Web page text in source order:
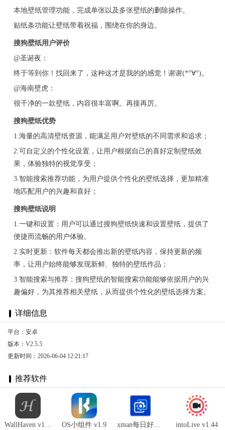
本地壁纸管理功能，完成单张以及多张壁纸的删除操作。
贴纸条功能让壁纸带着祝福，围绕在你的身边。
搜狗壁纸用户评价
@圣诞夜：
终于等到你！找回来了，这种这才是我的的感觉！谢谢(*°∀°)。‍‍
@海南壁虎：
很干净的一款壁纸，内容很丰富啊。再接再厉。
搜狗壁纸优势
1.海量的高清壁纸资源，能满足用户对壁纸的不同需求和追求；
2.可自定义的个性化设置，让用户根据自己的喜好定制壁纸效
果，体验独特的视觉享受；
3.智能搜索推荐功能，为用户提供个性化的壁纸选择，更加精准
地匹配用户的兴趣和喜好；
搜狗壁纸说明
1.一键和设置：用户可以通过搜狗壁纸快速和设置壁纸，提供了
便捷而流畅的用户体验。
2.实时更新：软件每天都会推出新的壁纸内容，保持更新的频
率，让用户始终能够发现新鲜、独特的壁纸作品；
3.智能搜索与推荐：搜狗壁纸的智能搜索功能能够依据用户的兴
趣偏好，为其推荐相关壁纸，从而提供个性化的壁纸选择方案。
详细信息
平台：安卓
版本：V2.5.5
更新时间：2026-06-04 12:21:17
推荐软件
WallHaven v1.6.0 OS小组件 v1.9 xman每日好图 v1.0.0 intoLive v1.44